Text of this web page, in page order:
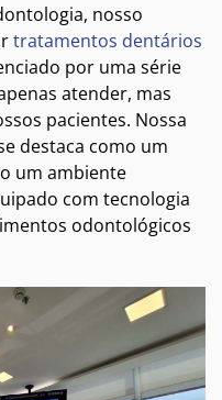
nosso
tratamentos dentários
por uma série
atender, mas
pacientes. Nossa
destaca como um
um ambiente
com tecnologia
odontológicos